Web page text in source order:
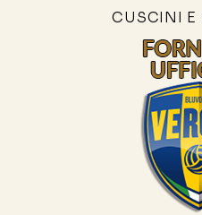
CUSCINI E